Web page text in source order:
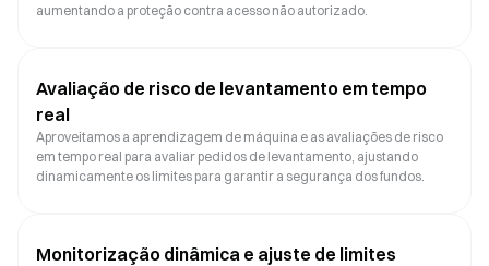
aumentando a proteção contra acesso não autorizado.
Avaliação de risco de levantamento em tempo
real
Aproveitamos a aprendizagem de máquina e as avaliações de risco
em tempo real para avaliar pedidos de levantamento, ajustando
dinamicamente os limites para garantir a segurança dos fundos.
Monitorização dinâmica e ajuste de limites